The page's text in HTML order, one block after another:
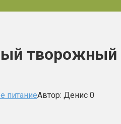
творожный
питаниеАвтор: Денис 0